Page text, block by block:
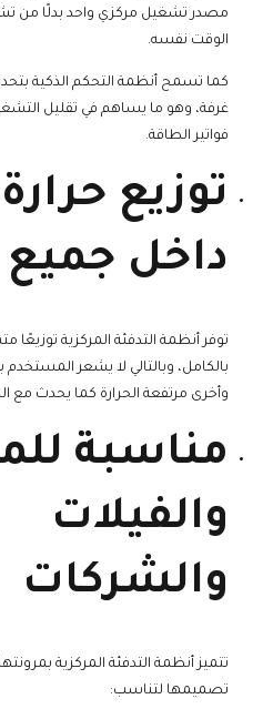
مصدر تشغيل مركزي واحد بدلًا من
الوقت نفسه.
كما تسمح أنظمة التحكم الذكية
غرفة، وهو ما يساهم في تقليل
فواتير الطاقة.
توزيع
داخل جميع
توفر أنظمة التدفئة المركزية توزيعًا
بالكامل، وبالتالي لا يشعر المستخدم
وأخرى مرتفعة الحرارة كما يحدث مع
مناسبة
والفيلات
والشركات
تتميز أنظمة التدفئة المركزية
تصميمها لتناسب: